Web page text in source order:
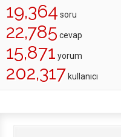
19,364 soru
22,785 cevap
15,871 yorum
202,317 kullanıcı